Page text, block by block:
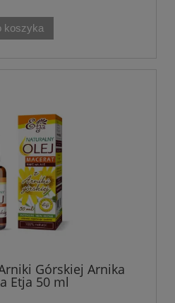
koszyka
Górskiej Arnika
Etja 50 ml